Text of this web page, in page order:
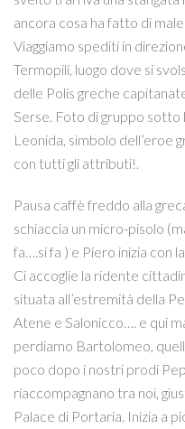
ancora cosa ha fatto di
Viaggiamo spediti in
Termopili, luogo dove si
delle Polis greche
Serse. Foto di gruppo
Leonida, simbolo dell’eroe
con tutti gli attributi!.
Pausa caffè freddo alla
schiaccia un micro-pisolo
fa….si fa ) e Piero inizia con
Ci accoglie la ridente
situata all’estremità della
Atene e Salonicco…. e qui
perdiamo Bartolomeo,
poco dopo i nostri prodi
riaccompagnano tra noi,
Palace di Portaria. Inizia a